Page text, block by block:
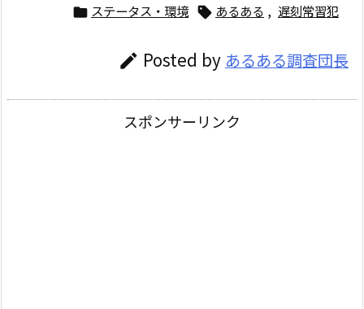
 ステータス・環境  あるある , 遅刻常習犯
 Posted by あるある調査団長
スポンサーリンク